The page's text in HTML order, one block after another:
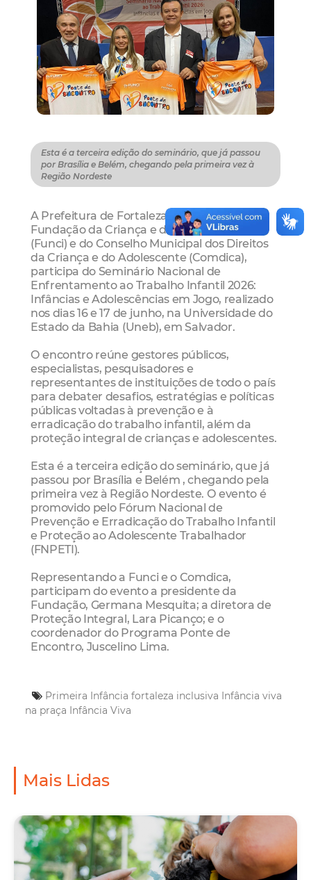
Esta é a terceira edição do seminário, que já passou
por Brasília e Belém, chegando pela primeira vez à
Região Nordeste
A Prefeitura de Fortaleza, por meio da
Fundação da Criança e da Família Cidadã
(Funci) e do Conselho Municipal dos Direitos
da Criança e do Adolescente (Comdica),
participa do Seminário Nacional de
Enfrentamento ao Trabalho Infantil 2026:
Infâncias e Adolescências em Jogo, realizado
nos dias 16 e 17 de junho, na Universidade do
Estado da Bahia (Uneb), em Salvador.
O encontro reúne gestores públicos,
especialistas, pesquisadores e
representantes de instituições de todo o país
para debater desafios, estratégias e políticas
públicas voltadas à prevenção e à
erradicação do trabalho infantil, além da
proteção integral de crianças e adolescentes.
Esta é a terceira edição do seminário, que já
passou por Brasília e Belém , chegando pela
primeira vez à Região Nordeste. O evento é
promovido pelo Fórum Nacional de
Prevenção e Erradicação do Trabalho Infantil
e Proteção ao Adolescente Trabalhador
(FNPETI).
Representando a Funci e o Comdica,
participam do evento a presidente da
Fundação, Germana Mesquita; a diretora de
Proteção Integral, Lara Picanço; e o
coordenador do Programa Ponte de
Encontro, Juscelino Lima.
Primeira Infância fortaleza inclusiva Infância viva
na praça Infância Viva
Mais Lidas